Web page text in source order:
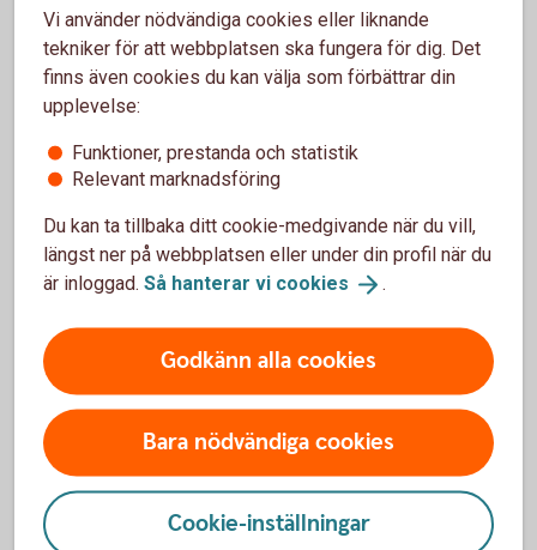
Tips och råd
Ett ramavtal tecknas med banken.
Varje valutaswap skräddarsys med avseende på
nominellt belopp, start och slutdag.
Valutaexponeringen kan förändras under tiden enligt
önskemål (till rådande marknadspris).
Valutaswap kan göras genom tjänsten FX Trade, över
telefon eller via din bankkontakt
Vi använder nödvändiga cookies eller liknande
tekniker för att webbplatsen ska fungera för dig. Det
finns även cookies du kan välja som förbättrar din
upplevelse:
Funktioner, prestanda och statistik
Relevant marknadsföring
Du kan ta tillbaka ditt cookie-medgivande när du vill,
längst ner på webbplatsen eller under din profil när du
är inloggad. Så hanterar vi cookies .
Godkänn alla cookies
Bara nödvändiga cookies
Cookie-inställningar